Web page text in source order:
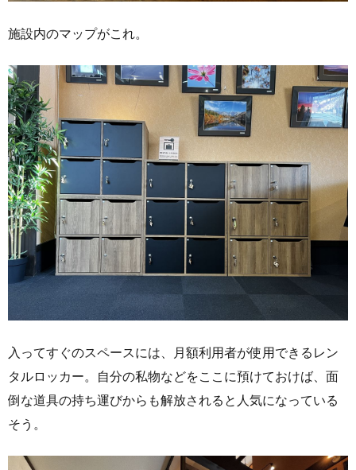
施設内のマップがこれ。
入ってすぐのスペースには、月額利用者が使用できるレン
タルロッカー。自分の私物などをここに預けておけば、面
倒な道具の持ち運びからも解放されると人気になっている
そう。